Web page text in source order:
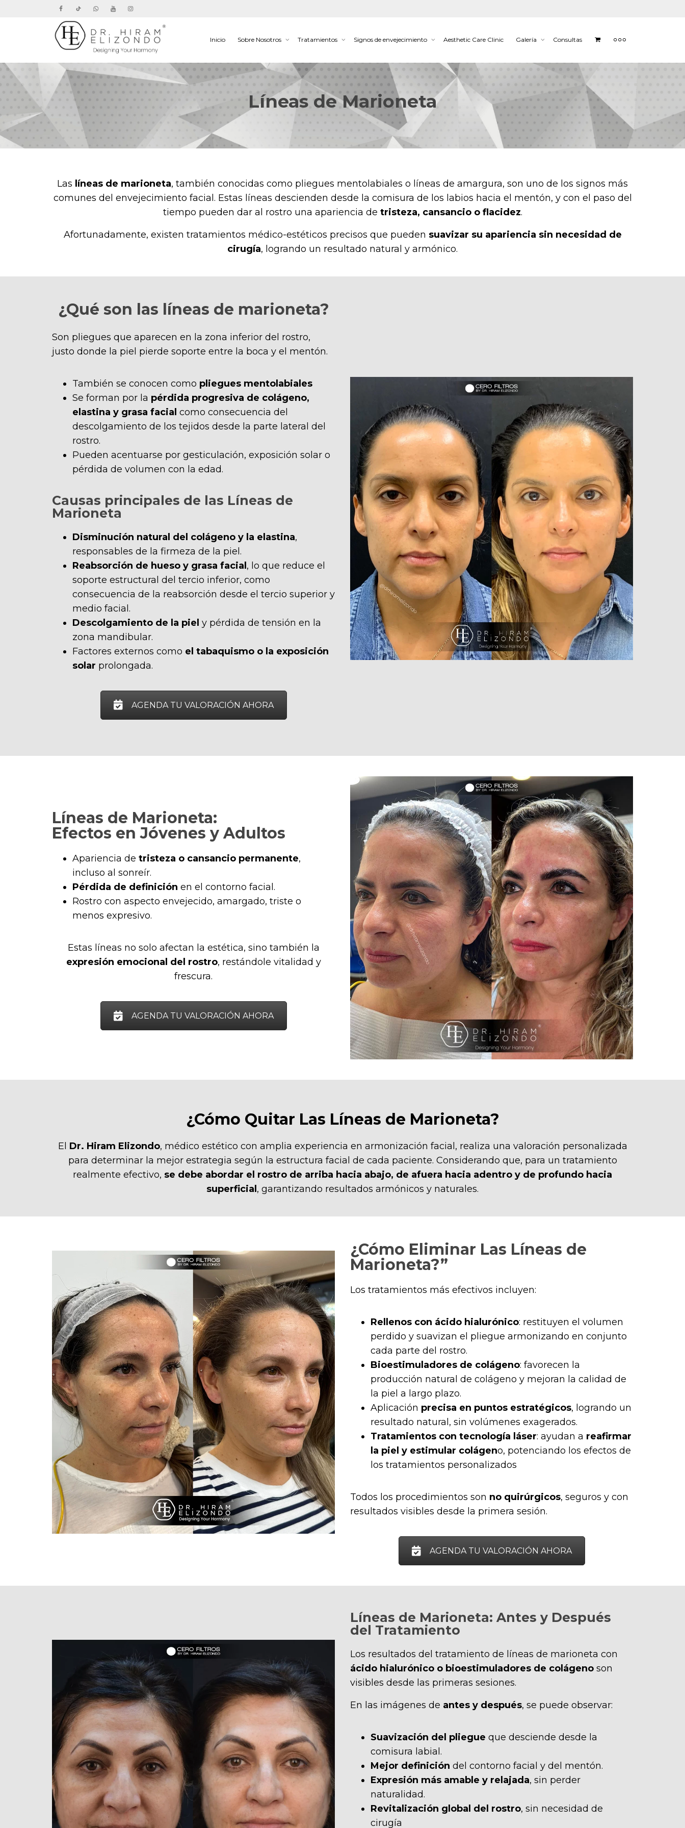
Inicio Sobre Nosotros Tratamientos Signos de envejecimiento Aesthetic Care Clinic Galería Consultas
Líneas de Marioneta
Las líneas de marioneta, también conocidas como pliegues mentolabiales o líneas de amargura, son uno de los signos más
comunes del envejecimiento facial. Estas líneas descienden desde la comisura de los labios hacia el mentón, y con el paso del
tiempo pueden dar al rostro una apariencia de tristeza, cansancio o flacidez.
Afortunadamente, existen tratamientos médico-estéticos precisos que pueden suavizar su apariencia sin necesidad de
cirugía, logrando un resultado natural y armónico.
¿Qué son las líneas de marioneta?
Son pliegues que aparecen en la zona inferior del rostro,
justo donde la piel pierde soporte entre la boca y el mentón.
También se conocen como pliegues mentolabiales
Se forman por la pérdida progresiva de colágeno,
elastina y grasa facial como consecuencia del
descolgamiento de los tejidos desde la parte lateral del
rostro.
Pueden acentuarse por gesticulación, exposición solar o
pérdida de volumen con la edad.
Causas principales de las Líneas de
Marioneta
Disminución natural del colágeno y la elastina,
responsables de la firmeza de la piel.
Reabsorción de hueso y grasa facial, lo que reduce el
soporte estructural del tercio inferior, como
consecuencia de la reabsorción desde el tercio superior y
medio facial.
Descolgamiento de la piel y pérdida de tensión en la
zona mandibular.
Factores externos como el tabaquismo o la exposición
solar prolongada.
AGENDA TU VALORACIÓN AHORA
Líneas de Marioneta:
Efectos en Jóvenes y Adultos
Apariencia de tristeza o cansancio permanente,
incluso al sonreír.
Pérdida de definición en el contorno facial.
Rostro con aspecto envejecido, amargado, triste o
menos expresivo.
Estas líneas no solo afectan la estética, sino también la
expresión emocional del rostro, restándole vitalidad y
frescura.
AGENDA TU VALORACIÓN AHORA
¿Cómo Quitar Las Líneas de Marioneta?
El Dr. Hiram Elizondo, médico estético con amplia experiencia en armonización facial, realiza una valoración personalizada
para determinar la mejor estrategia según la estructura facial de cada paciente. Considerando que, para un tratamiento
realmente efectivo, se debe abordar el rostro de arriba hacia abajo, de afuera hacia adentro y de profundo hacia
superficial , garantizando resultados armónicos y naturales.
¿Cómo Eliminar Las Líneas de
Marioneta?”
Los tratamientos más efectivos incluyen:
Rellenos con ácido hialurónico: restituyen el volumen
perdido y suavizan el pliegue armonizando en conjunto
cada parte del rostro.
Bioestimuladores de colágeno: favorecen la
producción natural de colágeno y mejoran la calidad de
la piel a largo plazo.
Aplicación precisa en puntos estratégicos, logrando un
resultado natural, sin volúmenes exagerados.
Tratamientos con tecnología láser: ayudan a reafirmar
la piel y estimular colágeno, potenciando los efectos de
los tratamientos personalizados
Todos los procedimientos son no quirúrgicos, seguros y con
resultados visibles desde la primera sesión.
AGENDA TU VALORACIÓN AHORA
Líneas de Marioneta: Antes y Después
del Tratamiento
Los resultados del tratamiento de líneas de marioneta con
ácido hialurónico o bioestimuladores de colágeno son
visibles desde las primeras sesiones.
En las imágenes de antes y después, se puede observar:
Suavización del pliegue que desciende desde la
comisura labial.
Mejor definición del contorno facial y del mentón.
Expresión más amable y relajada, sin perder
naturalidad.
Revitalización global del rostro, sin necesidad de
cirugía